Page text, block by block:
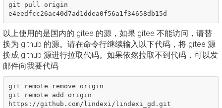
git pull origin
以上使用的是国内的 gitee 的源，如果 gitee 不能访问，请替
换为 github 的源。请在命令行继续输入以下代码，将 gitee 源
换成 github 源进行拉取代码。如果依然拉取不到代码，可以发
邮件向我要代码
git remote remove origin
git remote add origin
https://github.com/lindexi/lindexi_gd.git